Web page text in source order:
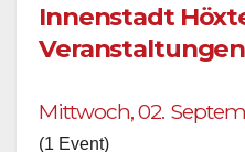
Innenstadt
Veranstaltungen
Mittwoch, 02.
(1 Event)